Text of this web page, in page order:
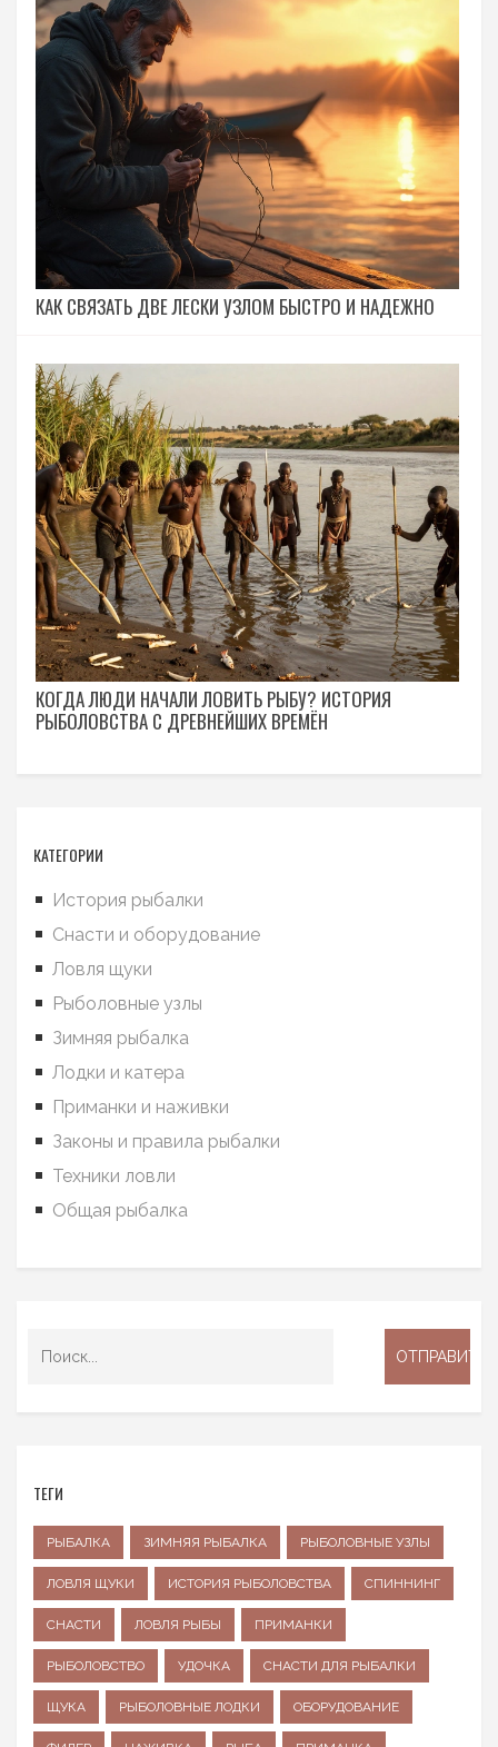
КАК СВЯЗАТЬ ДВЕ ЛЕСКИ УЗЛОМ БЫСТРО И НАДЕЖНО
КОГДА ЛЮДИ НАЧАЛИ ЛОВИТЬ РЫБУ? ИСТОРИЯ
РЫБОЛОВСТВА С ДРЕВНЕЙШИХ ВРЕМЁН
КАТЕГОРИИ
История рыбалки
Снасти и оборудование
Ловля щуки
Рыболовные узлы
Зимняя рыбалка
Лодки и катера
Приманки и наживки
Законы и правила рыбалки
Техники ловли
Общая рыбалка
ТЕГИ
РЫБАЛКА ЗИМНЯЯ РЫБАЛКА РЫБОЛОВНЫЕ УЗЛЫ
ЛОВЛЯ ЩУКИ ИСТОРИЯ РЫБОЛОВСТВА СПИННИНГ
СНАСТИ ЛОВЛЯ РЫБЫ ПРИМАНКИ
РЫБОЛОВСТВО УДОЧКА СНАСТИ ДЛЯ РЫБАЛКИ
ЩУКА РЫБОЛОВНЫЕ ЛОДКИ ОБОРУДОВАНИЕ